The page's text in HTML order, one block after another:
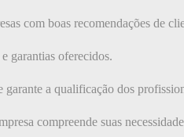
com boas recomendações de
garantias oferecidos.
a qualificação dos
compreende suas